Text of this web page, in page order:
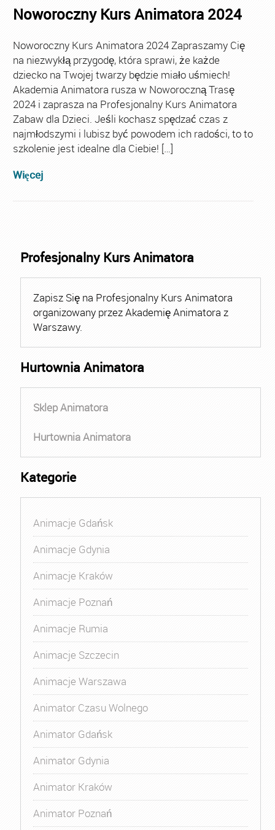
Noworoczny Kurs Animatora 2024
Noworoczny Kurs Animatora 2024 Zapraszamy Cię
na niezwykłą przygodę, która sprawi, że każde
dziecko na Twojej twarzy będzie miało uśmiech!
Akademia Animatora rusza w Noworoczną Trasę
2024 i zaprasza na Profesjonalny Kurs Animatora
Zabaw dla Dzieci. Jeśli kochasz spędzać czas z
najmłodszymi i lubisz być powodem ich radości, to to
szkolenie jest idealne dla Ciebie! […]
Więcej
Profesjonalny Kurs Animatora
Zapisz Się na Profesjonalny Kurs Animatora
organizowany przez Akademię Animatora z
Warszawy.
Hurtownia Animatora
Sklep Animatora
Hurtownia Animatora
Kategorie
Animacje Gdańsk
Animacje Gdynia
Animacje Kraków
Animacje Poznań
Animacje Rumia
Animacje Szczecin
Animacje Warszawa
Animator Czasu Wolnego
Animator Gdańsk
Animator Gdynia
Animator Kraków
Animator Poznań